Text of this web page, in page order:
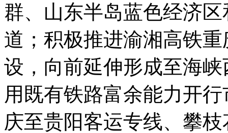
群、山东半岛蓝色经济
道；积极推进渝湘高铁
设，向前延伸形成至海
用既有铁路富余能力开
庆至贵阳客运专线、攀